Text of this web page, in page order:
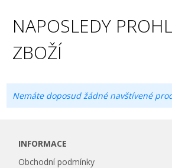
NAPOSLEDY
ZBOŽÍ
Nemáte doposud žádné navštívené
INFORMACE
Obchodní podmínky